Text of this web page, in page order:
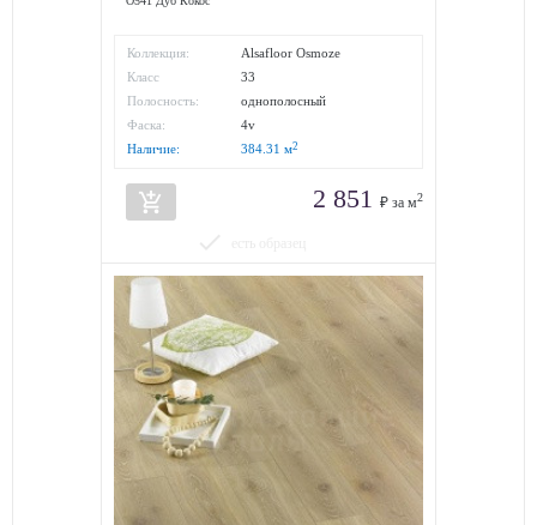
Коллекция:
Alsafloor Osmoze
Класс
износостойкости:
33
Полосность:
однополосный
Фаска:
4v
Наличие:
384.31 м2
add_shopping_cart 2 851 ₽ за м2